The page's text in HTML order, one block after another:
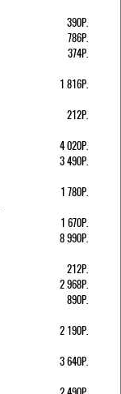
390Р.
786Р.
374Р.
1 816Р.
212Р.
4 020Р.
3 490Р.
1 780Р.
1 670Р.
8 990Р.
212Р.
2 968Р.
890Р.
2 190Р.
3 640Р.